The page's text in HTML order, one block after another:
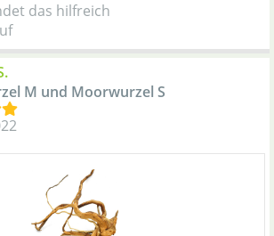
das hilfreich
M und Moorwurzel S